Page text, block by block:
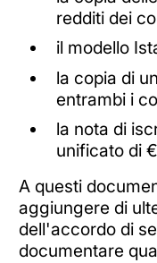
redditi dei
il modello
la copia di
entrambi i
la nota di
unificato di
A questi
aggiungere di
dell'accordo di
documentare